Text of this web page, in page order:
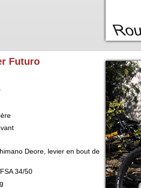
Futuro
Deore, levier en bout de
34/50